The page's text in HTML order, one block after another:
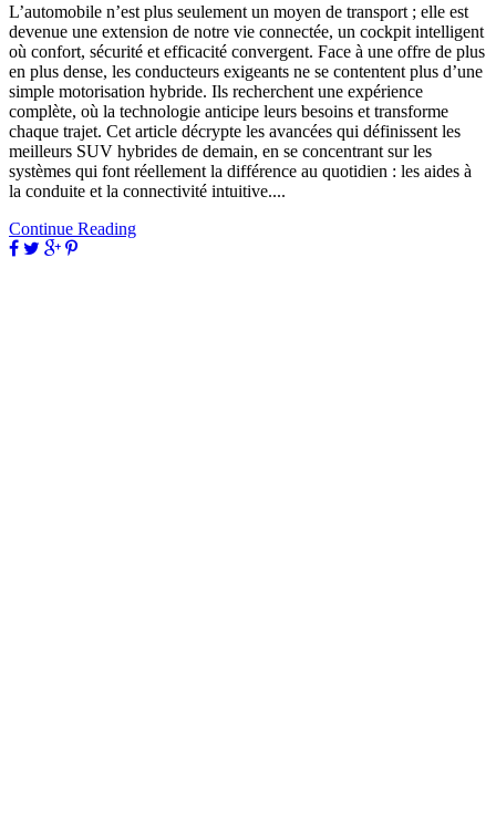
L’automobile n’est plus seulement un moyen de transport ; elle est
devenue une extension de notre vie connectée, un cockpit intelligent
où confort, sécurité et efficacité convergent. Face à une offre de plus
en plus dense, les conducteurs exigeants ne se contentent plus d’une
simple motorisation hybride. Ils recherchent une expérience
complète, où la technologie anticipe leurs besoins et transforme
chaque trajet. Cet article décrypte les avancées qui définissent les
meilleurs SUV hybrides de demain, en se concentrant sur les
systèmes qui font réellement la différence au quotidien : les aides à
la conduite et la connectivité intuitive....
Continue Reading